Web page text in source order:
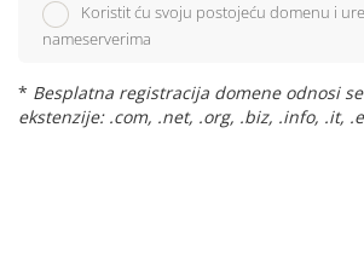
Koristit ću svoju postojeću domenu i
nameserverima
* Besplatna registracija domene odnosi
ekstenzije: .com, .net, .org, .biz, .info, .it,